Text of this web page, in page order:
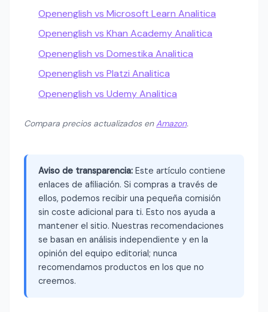
Openenglish vs Microsoft Learn Analitica
Openenglish vs Khan Academy Analitica
Openenglish vs Domestika Analitica
Openenglish vs Platzi Analitica
Openenglish vs Udemy Analitica
Compara precios actualizados en Amazon.
Aviso de transparencia: Este artículo contiene
enlaces de afiliación. Si compras a través de
ellos, podemos recibir una pequeña comisión
sin coste adicional para ti. Esto nos ayuda a
mantener el sitio. Nuestras recomendaciones
se basan en análisis independiente y en la
opinión del equipo editorial; nunca
recomendamos productos en los que no
creemos.